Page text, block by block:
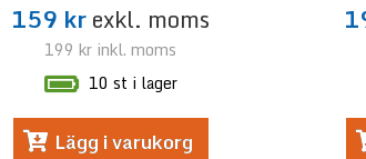
159 krexkl. moms
199 kr inkl. moms
10 st i lager
Lägg i varukorg